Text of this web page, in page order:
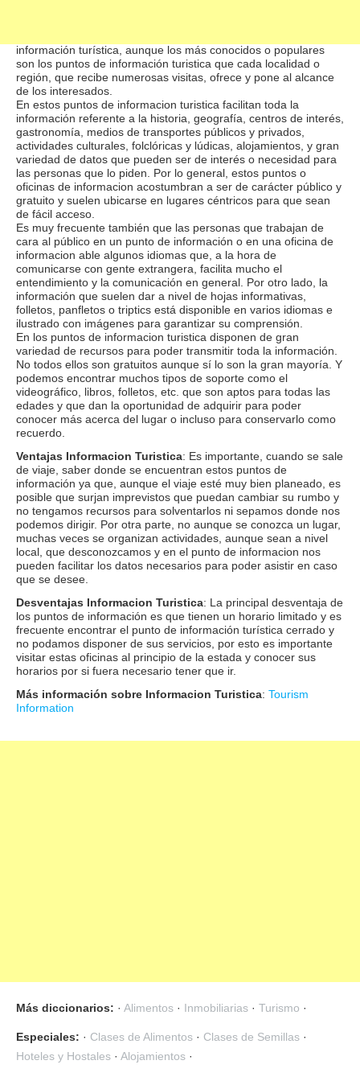
información turística, aunque los más conocidos o populares
son los puntos de información turistica que cada localidad o
región, que recibe numerosas visitas, ofrece y pone al alcance
de los interesados.
En estos puntos de informacion turistica facilitan toda la
información referente a la historia, geografía, centros de interés,
gastronomía, medios de transportes públicos y privados,
actividades culturales, folclóricas y lúdicas, alojamientos, y gran
variedad de datos que pueden ser de interés o necesidad para
las personas que lo piden. Por lo general, estos puntos o
oficinas de informacion acostumbran a ser de carácter público y
gratuito y suelen ubicarse en lugares céntricos para que sean
de fácil acceso.
Es muy frecuente también que las personas que trabajan de
cara al público en un punto de información o en una oficina de
informacion able algunos idiomas que, a la hora de
comunicarse con gente extrangera, facilita mucho el
entendimiento y la comunicación en general. Por otro lado, la
información que suelen dar a nivel de hojas informativas,
folletos, panfletos o triptics está disponible en varios idiomas e
ilustrado con imágenes para garantizar su comprensión.
En los puntos de informacion turistica disponen de gran
variedad de recursos para poder transmitir toda la información.
No todos ellos son gratuitos aunque sí lo son la gran mayoría. Y
podemos encontrar muchos tipos de soporte como el
videográfico, libros, folletos, etc. que son aptos para todas las
edades y que dan la oportunidad de adquirir para poder
conocer más acerca del lugar o incluso para conservarlo como
recuerdo.
Ventajas Informacion Turistica: Es importante, cuando se sale
de viaje, saber donde se encuentran estos puntos de
información ya que, aunque el viaje esté muy bien planeado, es
posible que surjan imprevistos que puedan cambiar su rumbo y
no tengamos recursos para solventarlos ni sepamos donde nos
podemos dirigir. Por otra parte, no aunque se conozca un lugar,
muchas veces se organizan actividades, aunque sean a nivel
local, que desconozcamos y en el punto de informacion nos
pueden facilitar los datos necesarios para poder asistir en caso
que se desee.
Desventajas Informacion Turistica: La principal desventaja de
los puntos de información es que tienen un horario limitado y es
frecuente encontrar el punto de información turística cerrado y
no podamos disponer de sus servicios, por esto es importante
visitar estas oficinas al principio de la estada y conocer sus
horarios por si fuera necesario tener que ir.
Más información sobre Informacion Turistica: Tourism
Information
Más diccionarios: · Alimentos · Inmobiliarias · Turismo ·
Especiales: · Clases de Alimentos · Clases de Semillas ·
Hoteles y Hostales · Alojamientos ·